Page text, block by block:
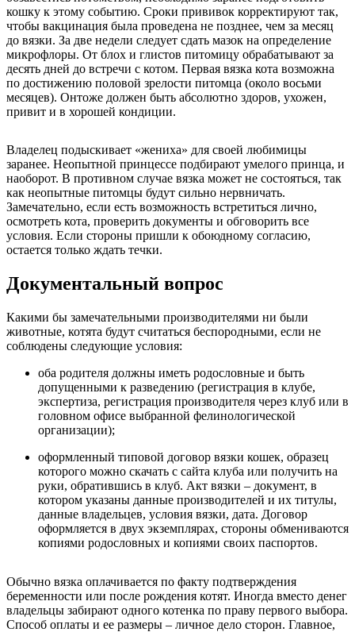
кошку к этому событию. Сроки прививок корректируют так,
чтобы вакцинация была проведена не позднее, чем за месяц
до вязки. За две недели следует сдать мазок на определение
микрофлоры. От блох и глистов питомицу обрабатывают за
десять дней до встречи с котом. Первая вязка кота возможна
по достижению половой зрелости питомца (около восьми
месяцев). Онтоже должен быть абсолютно здоров, ухожен,
привит и в хорошей кондиции.
Владелец подыскивает «жениха» для своей любимицы
заранее. Неопытной принцессе подбирают умелого принца, и
наоборот. В противном случае вязка может не состояться, так
как неопытные питомцы будут сильно нервничать.
Замечательно, если есть возможность встретиться лично,
осмотреть кота, проверить документы и обговорить все
условия. Если стороны пришли к обоюдному согласию,
остается только ждать течки.
Документальный вопрос
Какими бы замечательными производителями ни были
животные, котята будут считаться беспородными, если не
соблюдены следующие условия:
оба родителя должны иметь родословные и быть
допущенными к разведению (регистрация в клубе,
экспертиза, регистрация производителя через клуб или в
головном офисе выбранной фелинологической
организации);
оформленный типовой договор вязки кошек, образец
которого можно скачать с сайта клуба или получить на
руки, обратившись в клуб. Акт вязки – документ, в
котором указаны данные производителей и их титулы,
данные владельцев, условия вязки, дата. Договор
оформляется в двух экземплярах, стороны обмениваются
копиями родословных и копиями своих паспортов.
Обычно вязка оплачивается по факту подтверждения
беременности или после рождения котят. Иногда вместо денег
владельцы забирают одного котенка по праву первого выбора.
Способ оплаты и ее размеры – личное дело сторон. Главное,